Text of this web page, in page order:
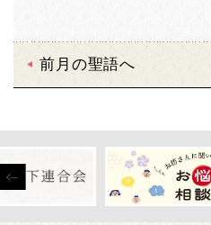
前月の聖語へ